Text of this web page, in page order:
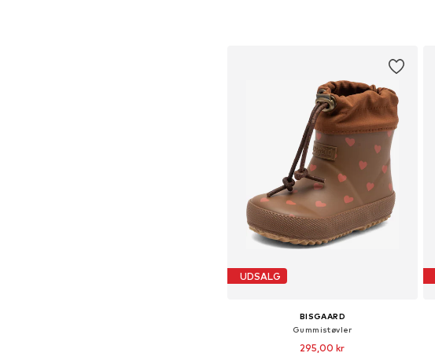
UDSALG
BISGAARD
Gummistøvler
295,00 kr